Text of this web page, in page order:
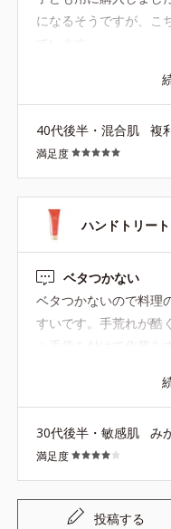
になるそうですが、こ
40代後半・混合肌 複
満足度
ハンドトリー
ベタつかない
ベタつかないので料理
すいです。手荒れが酷
ン、職場のデスクに置
のデザインはバッグの
が、職場に置くには目
ンもまた発売して欲し
30代後半・敏感肌 み
満足度
投稿する